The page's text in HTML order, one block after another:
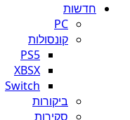
חדשות
PC
קונסולות
PS5
XBSX
Switch
ביקורות
סקירות